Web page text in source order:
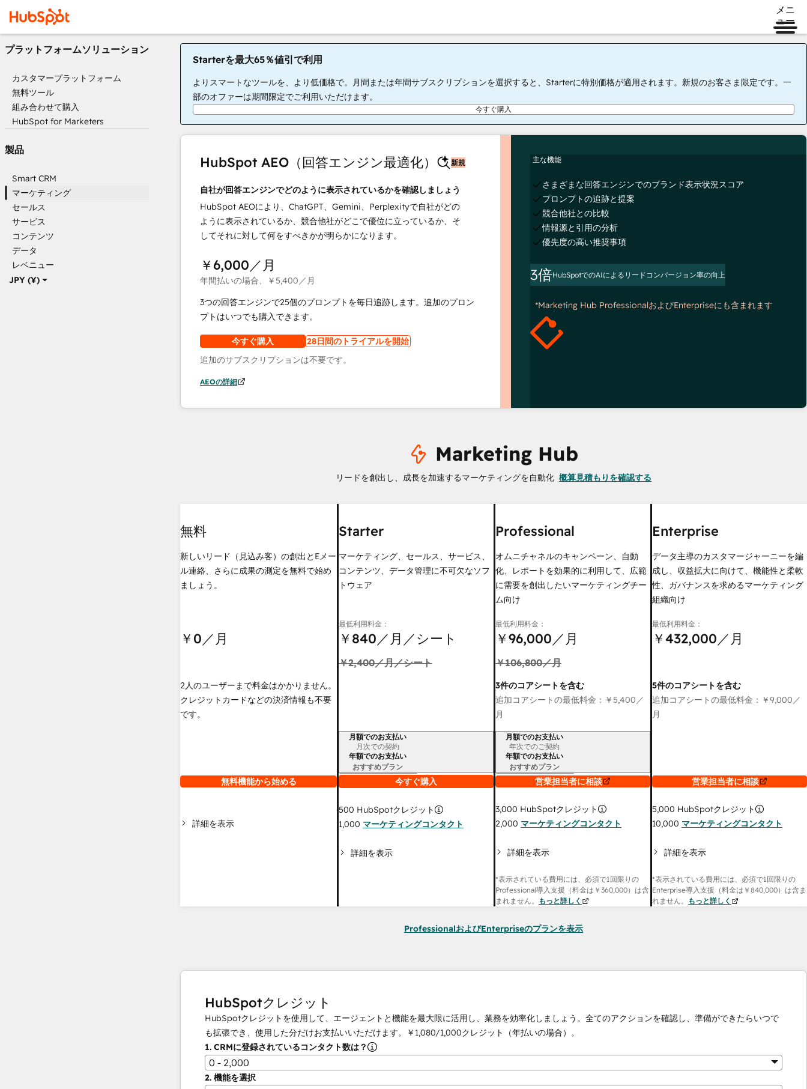
メニ
ュー
JPY (¥)
プラットフォームソリューション
カスタマープラットフォーム
無料ツール
組み合わせて購入
HubSpot for Marketers
製品
Smart CRM
マーケティング
セールス
サービス
コンテンツ
データ
レベニュー
Starterを最大65％値引で利用
よりスマートなツールを、より低価格で。月間または年間サブスクリプションを選択すると、Starterに特別価格が適用されます。新規のお客さま限定です。一
部のオファーは期間限定でご利用いただけます。
今すぐ購入
HubSpot AEO（回答エンジン最適化） 新規
自社が回答エンジンでどのように表示されているかを確認しましょう
HubSpot AEOにより、ChatGPT、Gemini、Perplexityで自社がどの
ように表示されているか、競合他社がどこで優位に立っているか、そ
してそれに対して何をすべきかが明らかになります。
￥6,000／月
年間払いの場合、 ￥5,400／月
3つの回答エンジンで25個のプロンプトを毎日追跡します。追加のプロン
プトはいつでも購入できます。
今すぐ購入
28日間のトライアルを開始
追加のサブスクリプションは不要です。
AEOの詳細
主な機能
さまざまな回答エンジンでのブランド表示状況スコア
プロンプトの追跡と提案
競合他社との比較
情報源と引用の分析
優先度の高い推奨事項
3倍HubSpotでのAIによるリードコンバージョン率の向上
*Marketing Hub ProfessionalおよびEnterpriseにも含まれます
Marketing Hub
リードを創出し、成長を加速するマーケティングを自動化 概算見積もりを確認する
無料
新しいリード（見込み客）の創出とEメー
ル連絡、さらに成果の測定を無料で始め
ましょう。
￥0／月
2人のユーザーまで料金はかかりません。
クレジットカードなどの決済情報も不要
です。
無料機能から始める
詳細を表示
Starter
マーケティング、セールス、サービス、
コンテンツ、データ管理に不可欠なソフ
トウェア
最低利用料金：
￥840／月／シート
￥2,400／月／シート
請求期間
月額でのお支払い
月次での契約
年額でのお支払い
おすすめプラン
今すぐ購入
500 HubSpotクレジット
1,000 マーケティングコンタクト
詳細を表示
Professional
オムニチャネルのキャンペーン、自動
化、レポートを効果的に利用して、広範
に需要を創出したいマーケティングチー
ム向け
最低利用料金：
￥96,000／月
￥106,800／月
3件のコアシートを含む
追加コアシートの最低料金： ￥5,400／
月
請求期間
月額でのお支払い
年次でのご契約
年額でのお支払い
おすすめプラン
営業担当者に相談
3,000 HubSpotクレジット
2,000 マーケティングコンタクト
詳細を表示
*表示されている費用には、必須で1回限りの
Professional導入支援（料金は ￥360,000）は含
まれません。
もっと詳しく
Enterprise
データ主導のカスタマージャーニーを編
成し、収益拡大に向けて、機能性と柔軟
性、ガバナンスを求めるマーケティング
組織向け
最低利用料金：
￥432,000／月
5件のコアシートを含む
追加コアシートの最低料金： ￥9,000／
月
営業担当者に相談
5,000 HubSpotクレジット
10,000 マーケティングコンタクト
詳細を表示
*表示されている費用には、必須で1回限りの
Enterprise導入支援（料金は ￥840,000）は含ま
れません。
もっと詳しく
ProfessionalおよびEnterpriseのプランを表示
HubSpotクレジット
HubSpotクレジットを使用して、エージェントと機能を最大限に活用し、業務を効率化しましょう。全てのアクションを確認し、準備ができたらいつで
も拡張でき、使用した分だけお支払いいただけます。
￥1,080/1,000クレジット（年払いの場合）。
1. CRMに登録されているコンタクト数は？
0 - 2,000
2. 機能を選択